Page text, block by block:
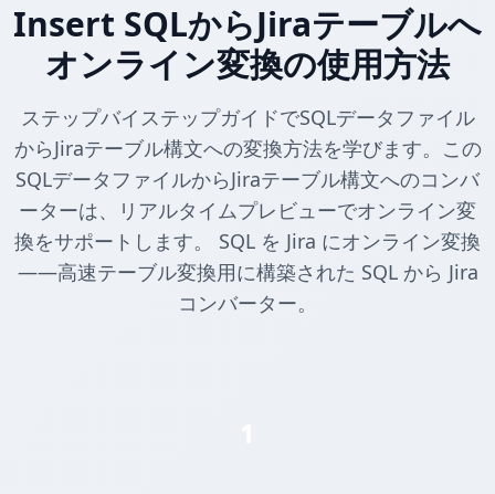
Insert SQLからJiraテーブルへ
オンライン変換の使用方法
ステップバイステップガイドでSQLデータファイル
からJiraテーブル構文への変換方法を学びます。この
SQLデータファイルからJiraテーブル構文へのコンバ
ーターは、リアルタイムプレビューでオンライン変
換をサポートします。 SQL を Jira にオンライン変換
——高速テーブル変換用に構築された SQL から Jira
コンバーター。